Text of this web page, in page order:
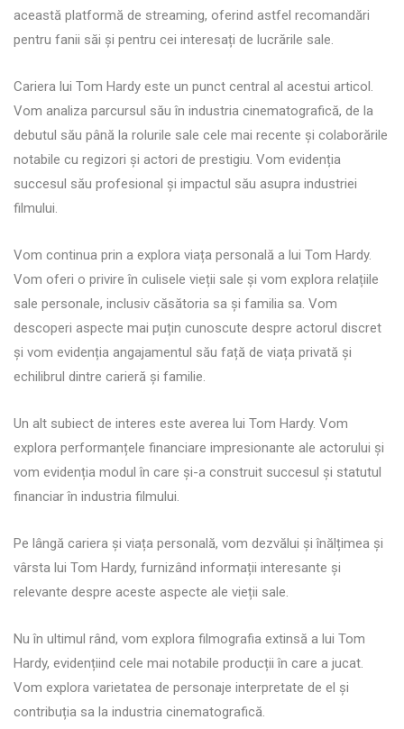
această platformă de streaming, oferind astfel recomandări
pentru fanii săi și pentru cei interesați de lucrările sale.
Cariera lui Tom Hardy este un punct central al acestui articol.
Vom analiza parcursul său în industria cinematografică, de la
debutul său până la rolurile sale cele mai recente și colaborările
notabile cu regizori și actori de prestigiu. Vom evidenția
succesul său profesional și impactul său asupra industriei
filmului.
Vom continua prin a explora viața personală a lui Tom Hardy.
Vom oferi o privire în culisele vieții sale și vom explora relațiile
sale personale, inclusiv căsătoria sa și familia sa. Vom
descoperi aspecte mai puțin cunoscute despre actorul discret
și vom evidenția angajamentul său față de viața privată și
echilibrul dintre carieră și familie.
Un alt subiect de interes este averea lui Tom Hardy. Vom
explora performanțele financiare impresionante ale actorului și
vom evidenția modul în care și-a construit succesul și statutul
financiar în industria filmului.
Pe lângă cariera și viața personală, vom dezvălui și înălțimea și
vârsta lui Tom Hardy, furnizând informații interesante și
relevante despre aceste aspecte ale vieții sale.
Nu în ultimul rând, vom explora filmografia extinsă a lui Tom
Hardy, evidențiind cele mai notabile producții în care a jucat.
Vom explora varietatea de personaje interpretate de el și
contribuția sa la industria cinematografică.